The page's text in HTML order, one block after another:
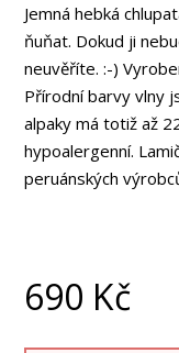
Jemná hebká
ňuňat. Dokud ji
neuvěříte. :-)
Přírodní barvy vlny
alpaky má totiž až
hypoalergenní.
peruánských
690 Kč